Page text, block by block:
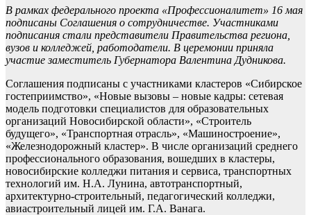
В рамках федерального проекта «Профессионалитет» 16 мая
подписаны Соглашения о сотрудничестве. Участниками
подписания стали представители Правительства региона,
вузов и колледжей, работодатели. В церемонии приняла
участие заместитель Губернатора Валентина Дудникова.
Соглашения подписаны с участниками кластеров «Сибирское
гостеприимство», «Новые вызовы – новые кадры: сетевая
модель подготовки специалистов для образовательных
организаций Новосибирской области», «Строитель
будущего», «Транспортная отрасль», «Машиностроение»,
«Железнодорожный кластер». В числе организаций среднего
профессионального образования, вошедших в кластеры,
новосибирские колледжи питания и сервиса, транспортных
технологий им. Н.А. Лунина, автотранспортный,
архитектурно-строительный, педагогический колледжи,
авиастроительный лицей им. Г.А. Ванага.